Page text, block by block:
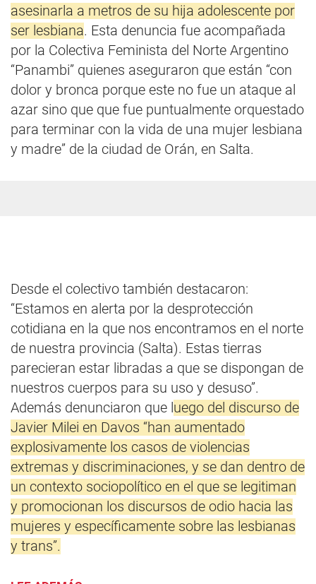
asesinarla a metros de su hija adolescente por
ser lesbiana. Esta denuncia fue acompañada
por la Colectiva Feminista del Norte Argentino
“Panambi” quienes aseguraron que están “con
dolor y bronca porque este no fue un ataque al
azar sino que que fue puntualmente orquestado
para terminar con la vida de una mujer lesbiana
y madre” de la ciudad de Orán, en Salta.
Desde el colectivo también destacaron:
“Estamos en alerta por la desprotección
cotidiana en la que nos encontramos en el norte
de nuestra provincia (Salta). Estas tierras
parecieran estar libradas a que se dispongan de
nuestros cuerpos para su uso y desuso”.
Además denunciaron que l uego del discurso de
Javier Milei en Davos “han aumentado
explosivamente los casos de violencias
extremas y discriminaciones, y se dan dentro de
un contexto sociopolítico en el que se legitiman
y promocionan los discursos de odio hacia las
mujeres y específicamente sobre las lesbianas
y trans”.